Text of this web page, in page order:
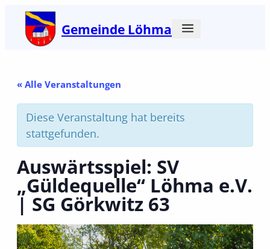
Gemeinde Löhma
« Alle Veranstaltungen
Diese Veranstaltung hat bereits
stattgefunden.
Auswärtsspiel: SV
„Güldequelle“ Löhma e.V.
| SG Görkwitz 63